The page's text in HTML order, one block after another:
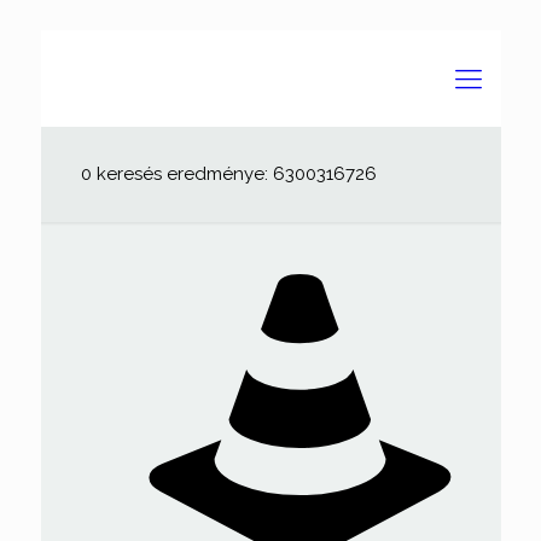
0 keresés eredménye: 6300316726